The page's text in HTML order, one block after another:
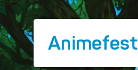
Animefest